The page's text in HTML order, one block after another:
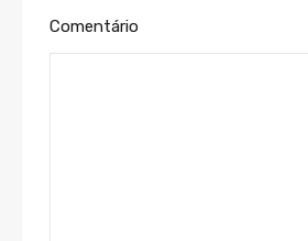
Comentário